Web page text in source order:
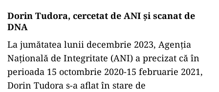
Dorin Tudora, cercetat de ANI și scanat de
DNA
La jumătatea lunii decembrie 2023, Agenția
Națională de Integritate (ANI) a precizat că în
perioada 15 octombrie 2020-15 februarie 2021,
Dorin Tudora s-a aflat în stare de